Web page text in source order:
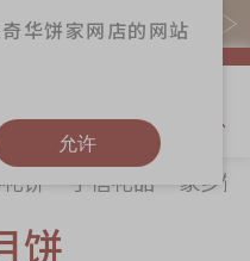
品可赚易赏钱($5=1分)
更多
饼 手信礼品
家乡饼
饼
华饼家网店的网站
允许